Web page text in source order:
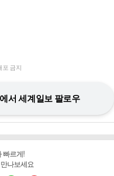
금지
에서 세계일보 팔로우
빠르게!
나보세요